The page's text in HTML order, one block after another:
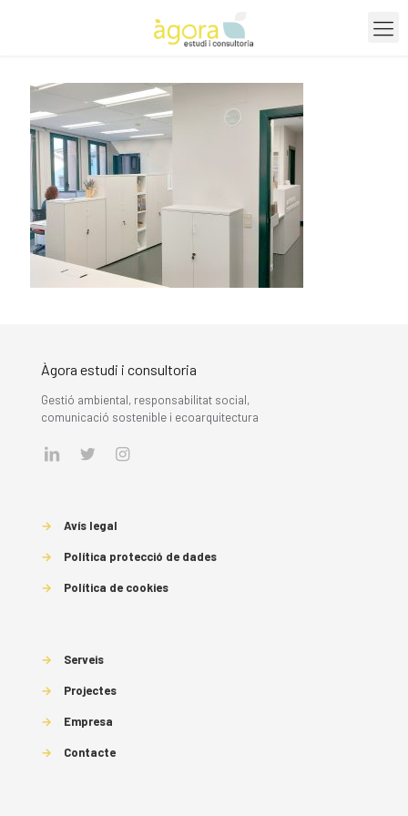
Àgora estudi i consultoria
Gestió ambiental, responsabilitat social,
comunicació sostenible i ecoarquitectura
→ Avís legal
→ Política protecció de dades
→ Política de cookies
→ Serveis
→ Projectes
→ Empresa
→ Contacte